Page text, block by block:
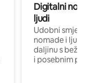
Digitalni
ljudi
Udobni
nomade i ljude
daljinu s
i posebnim